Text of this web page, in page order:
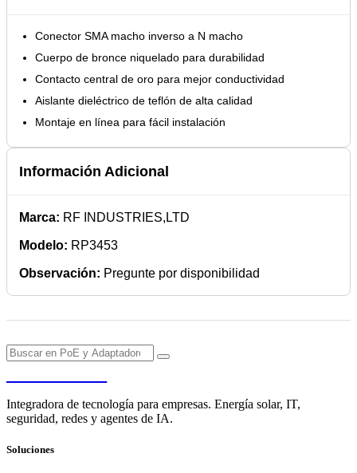
Conector SMA macho inverso a N macho
Cuerpo de bronce niquelado para durabilidad
Contacto central de oro para mejor conductividad
Aislante dieléctrico de teflón de alta calidad
Montaje en línea para fácil instalación
Información Adicional
Marca: RF INDUSTRIES,LTD
Modelo: RP3453
Observación: Pregunte por disponibilidad
Integradora de tecnología para empresas. Energía solar, IT,
seguridad, redes y agentes de IA.
Soluciones